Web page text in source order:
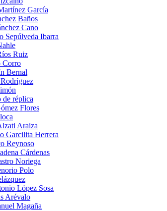
García
Baños
Cano
Sepúlveda Ibarra
Ruiz
Corro
Bernal
de réplica
Flores
Araiza
Garcilita Herrera
Reynoso
Cárdenas
Noriega
Polo
López Sosa
Arévalo
Magaña